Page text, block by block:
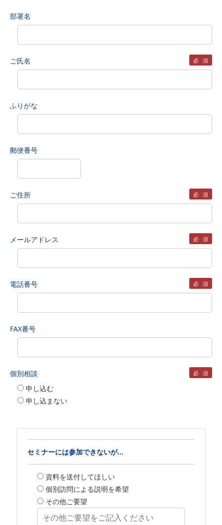
部署名
ご氏名 必須
ふりがな
郵便番号
ご住所 必須
メールアドレス 必須
電話番号 必須
FAX番号
個別相談 必須
申し込む
申し込まない
セミナーには参加できないが...
資料を送付してほしい
個別訪問による説明を希望
その他ご要望